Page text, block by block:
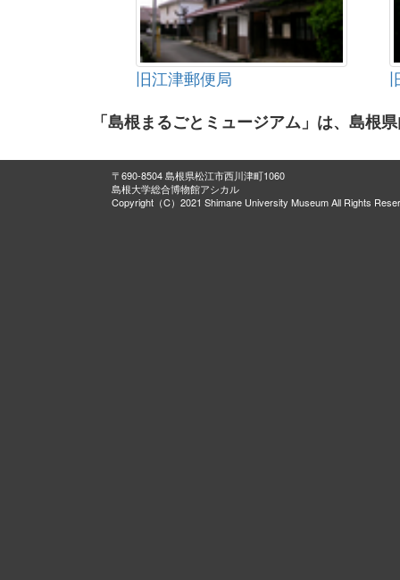
旧江津郵便局
「島根まるごとミュージアム」は、島根
〒690-8504 島根県松江市西川津町1060
島根大学総合博物館アシカル
Copyright（C）2021 Shimane University Museum All Rights